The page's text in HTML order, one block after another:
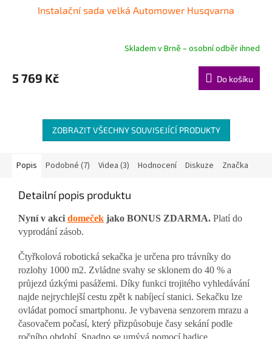
Instalační sada velká Automower Husqvarna
Skladem v Brně – osobní odběr ihned
5 769 Kč Do košíku
ZOBRAZIT VŠECHNY SOUVISEJÍCÍ PRODUKTY
Popis Podobné (7) Videa (3) Hodnocení Diskuze Značka
Detailní popis produktu
Nyní v akci domeček jako BONUS ZDARMA. Platí do
vyprodání zásob.
Čtyřkolová robotická sekačka je určena pro trávníky do
rozlohy 1000 m2. Zvládne svahy se sklonem do 40 % a
průjezd úzkými pasážemi. Díky funkci trojitého vyhledávání
najde nejrychlejší cestu zpět k nabíjecí stanici. Sekačku lze
ovládat pomocí smartphonu. Je vybavena senzorem mrazu a
časovačem počasí, který přizpůsobuje časy sekání podle